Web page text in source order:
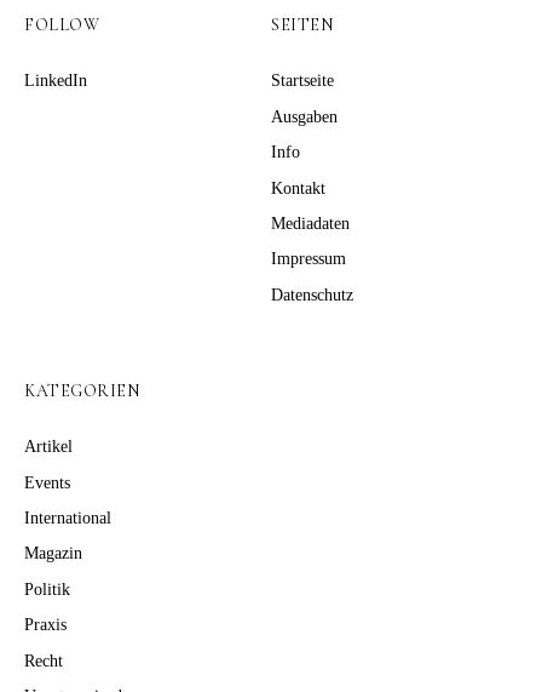
FOLLOW
LinkedIn
SEITEN
Startseite
Ausgaben
Info
Kontakt
Mediadaten
Impressum
Datenschutz
KATEGORIEN
Artikel
Events
International
Magazin
Politik
Praxis
Recht